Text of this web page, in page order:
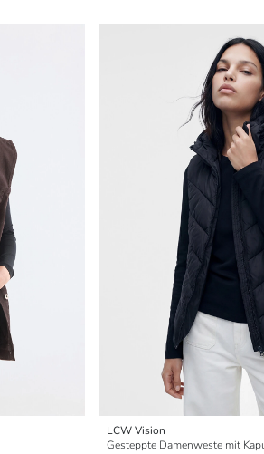
LCW Vision
Gesteppte Damenweste mit